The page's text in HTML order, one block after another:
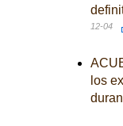
12-04
los